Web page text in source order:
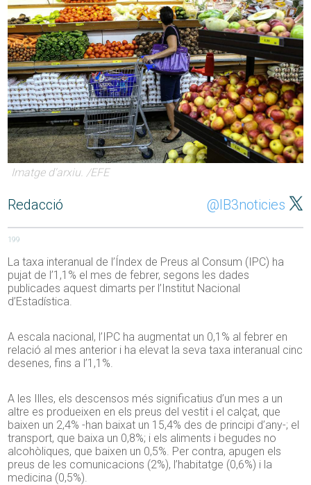
Imatge d'arxiu. /EFE
Redacció @IB3noticies
199
La taxa interanual de l’Índex de Preus al Consum (IPC) ha
pujat de l’1,1% el mes de febrer, segons les dades
publicades aquest dimarts per l’Institut Nacional
d’Estadística.
A escala nacional, l’IPC ha augmentat un 0,1% al febrer en
relació al mes anterior i ha elevat la seva taxa interanual cinc
desenes, fins a l’1,1%.
A les Illes, els descensos més significatius d’un mes a un
altre es produeixen en els preus del vestit i el calçat, que
baixen un 2,4% -han baixat un 15,4% des de principi d’any-; el
transport, que baixa un 0,8%; i els aliments i begudes no
alcohòliques, que baixen un 0,5%. Per contra, apugen els
preus de les comunicacions (2%), l’habitatge (0,6%) i la
medicina (0,5%).